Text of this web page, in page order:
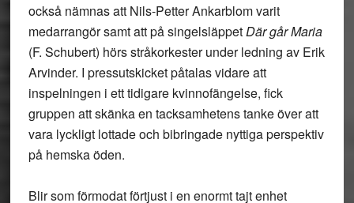
också nämnas att Nils-Petter Ankarblom varit
medarrangör samt att på singelsläppetDär går Maria
(F. Schubert) hörs stråkorkester under ledning av Erik
Arvinder. I pressutskicket påtalas vidare att
inspelningen i ett tidigare kvinnofängelse, fick
gruppen att skänka en tacksamhetens tanke över att
vara lyckligt lottade och bibringade nyttiga perspektiv
på hemska öden.
Blir som förmodat förtjust i en enormt tajt enhet